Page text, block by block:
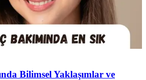
Bilimsel Yaklaşımlar ve